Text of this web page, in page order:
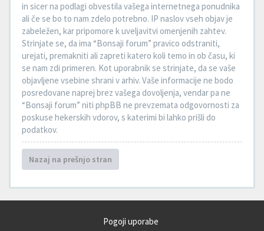
in sicer na podlagi obvestila vašega internetnega ponudnika
ali če se bo to nam zdelo potrebno. IP naslov vseh objav je
zabeležen, kar pripomore k uveljavitvi omenjenih zahtev.
Strinjate se, da ima “Bonsaji forum” pravico odstraniti,
urejati, premakniti ali zapreti katero koli temo in ob času, ki
se nam zdi primeren. Kot uporabnik se strinjate, da se vaše
objavljene vsebine shrani v arhiv. Vaše informacije ne bodo
posredovane naprej brez vašega dovoljenja, vendar pa ne
“Bonsaji forum” niti phpBB ne prevzemata odgovornosti za
poskuse hekerskih vdorov, s katerimi bi lahko prišli do
podatkov.
Nazaj na prešnjo stran
Pogoji uporabe